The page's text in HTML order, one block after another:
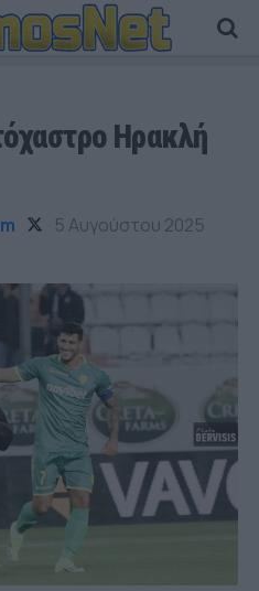
Ηρακλή
5 Αυγούστου 2025